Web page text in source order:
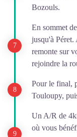
Bozouls.
En sommet
jusqu'à Péret.
remonte sur
rejoindre la
Pour le final,
Touloupy,
Un A/R de
où vous